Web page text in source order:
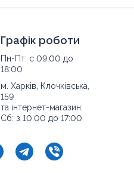
Графік роботи
Пн-Пт: с 09:00 до
18:00
м. Харків, Клочківська,
159
та інтернет-магазин:
Сб: з 10:00 до 17:00